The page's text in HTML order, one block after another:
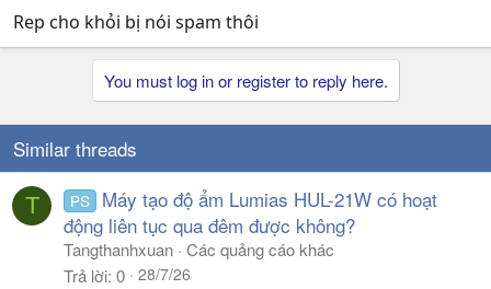
Rep cho khỏi bị nói spam thôi
You must log in or register to reply here.
Similar threads
T PS
Máy tạo độ ẩm Lumias HUL-21W có hoạt
động liên tục qua đêm được không?
Tangthanhxuan Các quảng cáo khác
Trả lời 0 28/7/26